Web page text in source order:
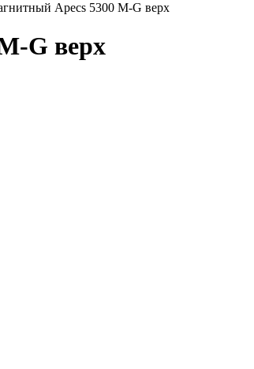
Apecs 5300 M-G верх
G верх